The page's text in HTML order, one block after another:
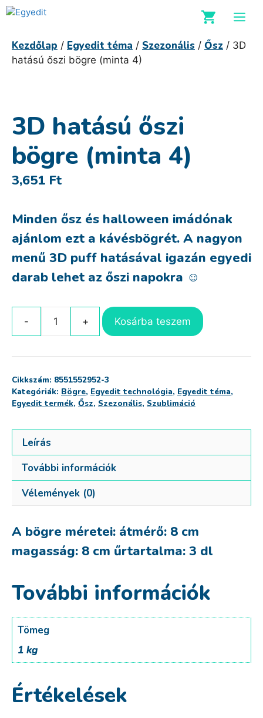
Kilépés
Kezdőlap / Egyedit téma / Szezonális / Ősz / 3D
hatású őszi bögre (minta 4)
3D hatású őszi
bögre (minta 4)
3,651 Ft
Minden ősz és halloween imádónak
ajánlom ezt a kávésbögrét. A nagyon
menű 3D puff hatásával igazán egyedi
darab lehet az őszi napokra ☺
3D
őszi
(minta
4)
Kosárba teszem
Cikkszám: 8551552952-3
Kategóriák: Bögre, Egyedit technológia, Egyedit téma,
Egyedit termék, Ősz, Szezonális, Szublimáció
Leírás
További információk
Vélemények (0)
A bögre méretei: átmérő: 8 cm
magasság: 8 cm űrtartalma: 3 dl
További információk
Tömeg
1 kg
Értékelések